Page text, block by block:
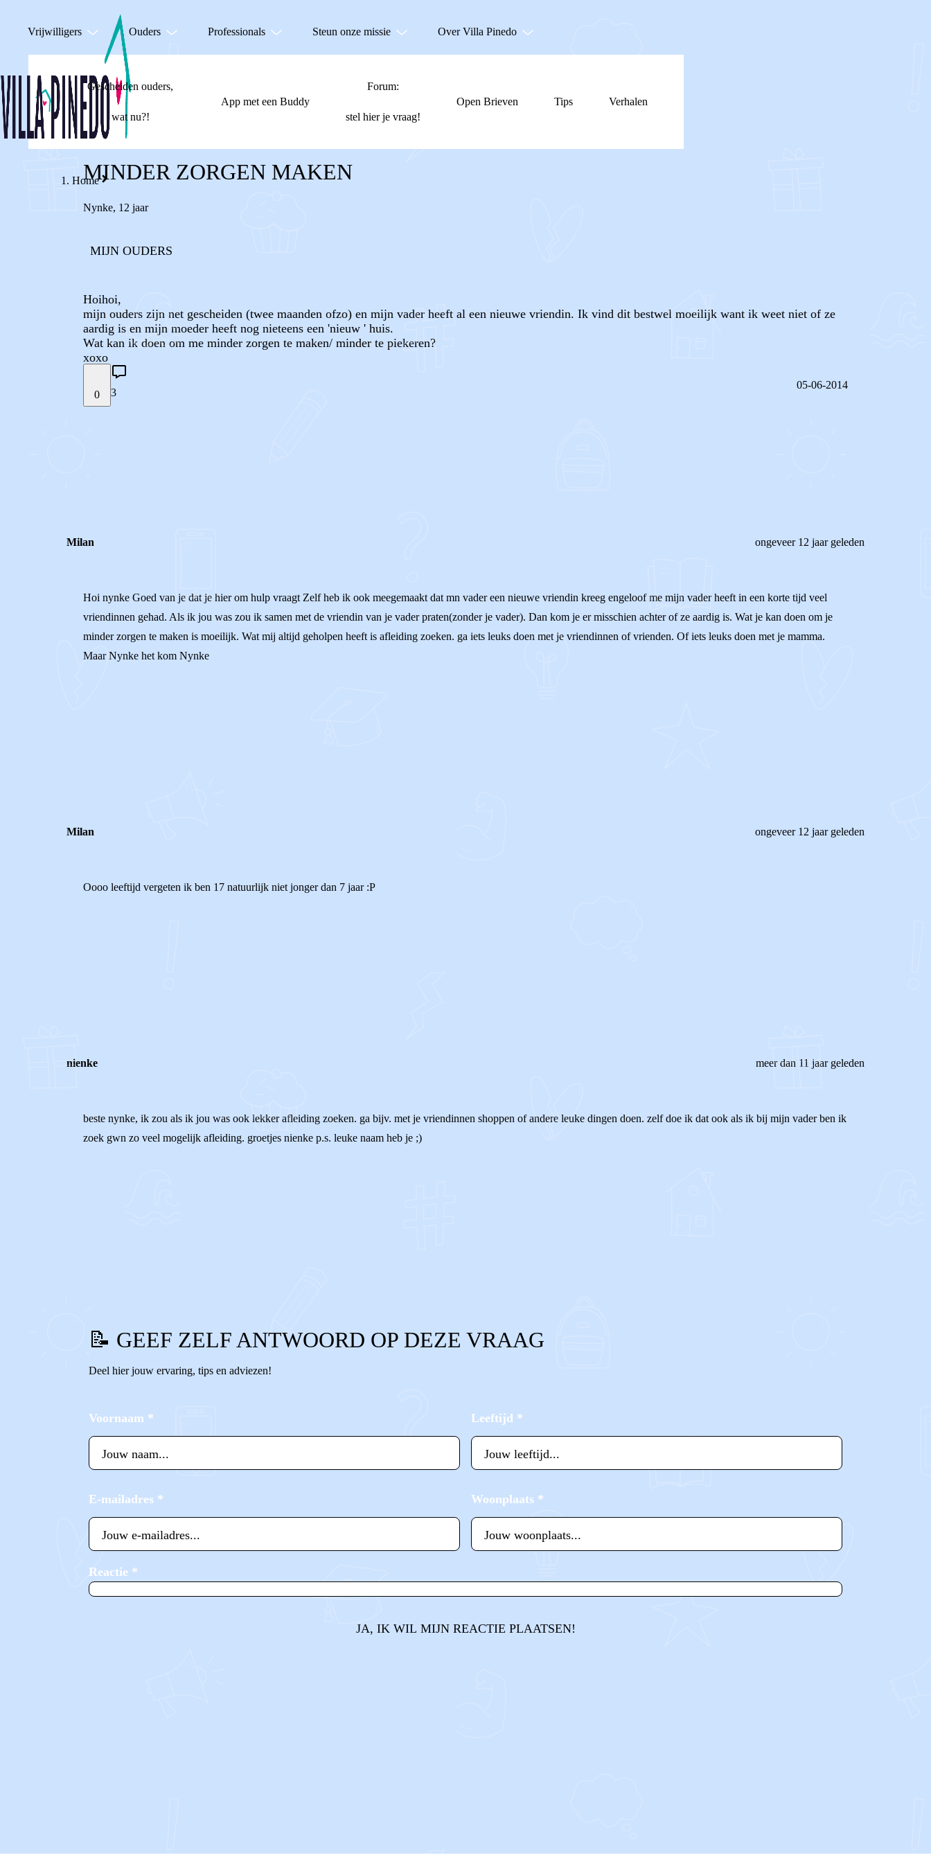
Vrijwilligers Ouders Professionals Steun onze missie Over Villa Pinedo
Gescheiden ouders,
wat nu?!
App met een Buddy
Forum:
stel hier je vraag!
Open Brieven Tips Verhalen
Home
MINDER ZORGEN MAKEN
Nynke, 12 jaar
MIJN OUDERS
Hoihoi,
mijn ouders zijn net gescheiden (twee maanden ofzo) en mijn vader heeft al een nieuwe vriendin. Ik vind dit bestwel moeilijk want ik weet niet of ze
aardig is en mijn moeder heeft nog nieteens een 'nieuw ' huis.
Wat kan ik doen om me minder zorgen te maken/ minder te piekeren?
xoxo
0 3
05-06-2014
Milan ongeveer 12 jaar geleden
Hoi nynke Goed van je dat je hier om hulp vraagt Zelf heb ik ook meegemaakt dat mn vader een nieuwe vriendin kreeg engeloof me mijn vader heeft in een korte tijd veel
vriendinnen gehad. Als ik jou was zou ik samen met de vriendin van je vader praten(zonder je vader). Dan kom je er misschien achter of ze aardig is. Wat je kan doen om je
minder zorgen te maken is moeilijk. Wat mij altijd geholpen heeft is afleiding zoeken. ga iets leuks doen met je vriendinnen of vrienden. Of iets leuks doen met je mamma.
Maar Nynke het kom Nynke
Milan ongeveer 12 jaar geleden
Oooo leeftijd vergeten ik ben 17 natuurlijk niet jonger dan 7 jaar :P
nienke meer dan 11 jaar geleden
beste nynke, ik zou als ik jou was ook lekker afleiding zoeken. ga bijv. met je vriendinnen shoppen of andere leuke dingen doen. zelf doe ik dat ook als ik bij mijn vader ben ik
zoek gwn zo veel mogelijk afleiding. groetjes nienke p.s. leuke naam heb je ;)
📝 GEEF ZELF ANTWOORD OP DEZE VRAAG
Deel hier jouw ervaring, tips en adviezen!
Voornaam * Leeftijd *
E-mailadres * Woonplaats *
Reactie *
JA, IK WIL MIJN REACTIE PLAATSEN!